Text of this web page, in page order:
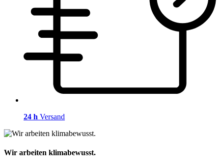
24 h Versand
Wir arbeiten klimabewusst.